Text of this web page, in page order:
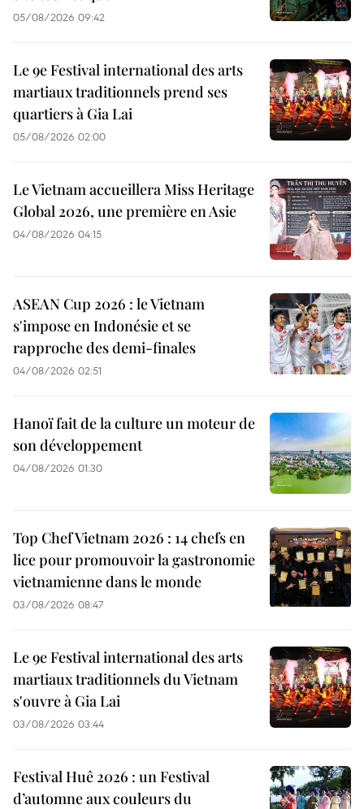
05/08/2026 09:42
Le 9e Festival international des arts
martiaux traditionnels prend ses
quartiers à Gia Lai
05/08/2026 02:00
Le Vietnam accueillera Miss Heritage
Global 2026, une première en Asie
04/08/2026 04:15
ASEAN Cup 2026 : le Vietnam
s'impose en Indonésie et se
rapproche des demi-finales
04/08/2026 02:51
Hanoï fait de la culture un moteur de
son développement
04/08/2026 01:30
Top Chef Vietnam 2026 : 14 chefs en
lice pour promouvoir la gastronomie
vietnamienne dans le monde
03/08/2026 08:47
Le 9e Festival international des arts
martiaux traditionnels du Vietnam
s'ouvre à Gia Lai
03/08/2026 03:44
Festival Huê 2026 : un Festival
d’automne aux couleurs du